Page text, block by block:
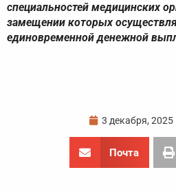
специальностей медицинских
замещении которых
единовременной денежной
3 декабря, 2025
Почта